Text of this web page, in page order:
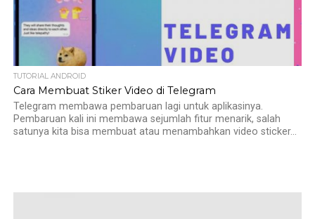
TUTORIAL ANDROID
Cara Membuat Stiker Video di Telegram
Telegram membawa pembaruan lagi untuk aplikasinya.
Pembaruan kali ini membawa sejumlah fitur menarik, salah
satunya kita bisa membuat atau menambahkan video sticker...